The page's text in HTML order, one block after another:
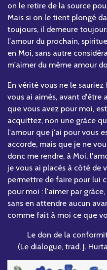
on le retire de la source
Mais si on le tient plongé
toujours, il demeure
l'amour du prochain,
en Moi, sans autre
m'aimer du même amour
En vérité vous ne le
vous ai aimés, avant d'être
que vous avez pour moi,
acquittez, non une grâce
l'amour que j'ai pour vous
accorde, mais que je ne
donc me rendre, à Moi,
je vous ai placés à côté de
permettre de faire pour lui
pour moi : l'aimer par
sans en attendre aucun
comme fait à moi ce que
Le don de la
(Le dialogue, trad. J.